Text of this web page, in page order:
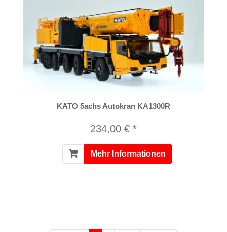
KATO 5achs Autokran KA1300R
234,00 € *
Mehr Informationen